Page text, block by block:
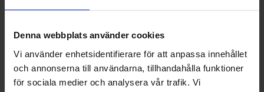
Denna webbplats använder cookies
Vi använder enhetsidentifierare för att anpassa innehållet
och annonserna till användarna, tillhandahålla funktioner
för sociala medier och analysera vår trafik. Vi